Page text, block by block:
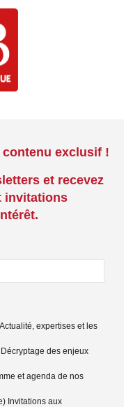
contenu exclusif !
et recevez
invitations
expertises et les
des enjeux
et agenda de nos
Invitations aux